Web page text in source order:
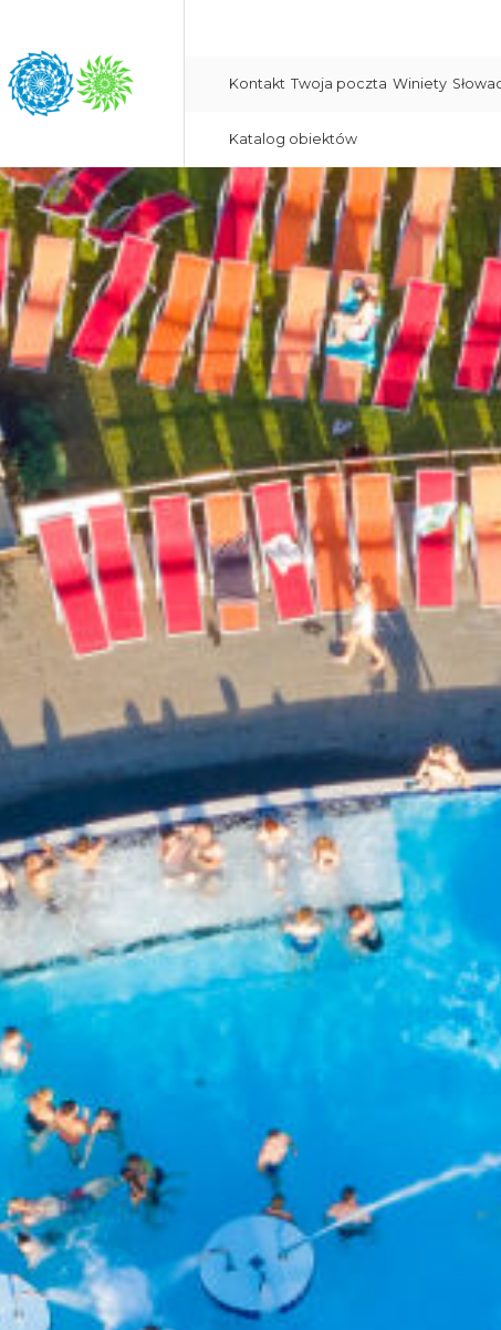
Kontakt Twoja poczta Winiety
Katalog obiektów